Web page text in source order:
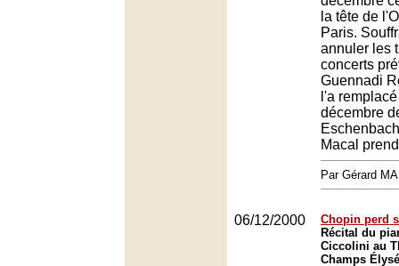
la tête de
Paris.
annuler les
concerts
Guennadi
l'a
décembre
Macal
Par Gérard
06/12/2000
Chopin perd
Récital du
Ciccolini au
Champs